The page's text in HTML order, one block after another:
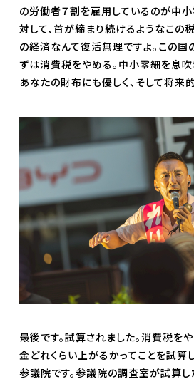
の労働者７割を雇用しているのが中
対して、首が締まり続けるようなこの
の経済なんて復活無理ですよ。この国
ずは消費税をやめる。中小零細を息吹
あなたの財布にも優しく、そして将来
最後です。試算されました。消費税を
金どれくらい上がるかってことを試算
参議院です。参議院の調査室が試算し